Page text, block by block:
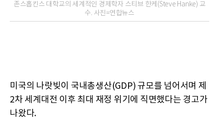
존스홉킨스 대학교의 세계적인 경제학자 스티브 한케(Steve Hanke) 교
수. 사진=연합뉴스
미국의 나랏빚이 국내총생산(GDP) 규모를 넘어서며 제
2차 세계대전 이후 최대 재정 위기에 직면했다는 경고가
나왔다.